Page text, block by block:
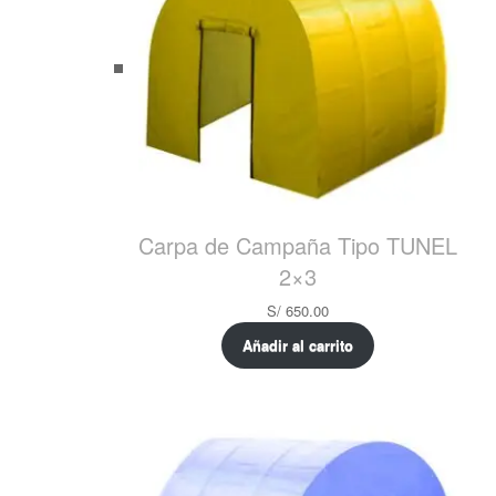
Carpa de Campaña Tipo TUNEL
2×3
S/ 650.00
Añadir al carrito